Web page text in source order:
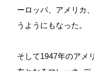
ーロッパ、アメリカ
うようにもなった。
そして1947年のアメ